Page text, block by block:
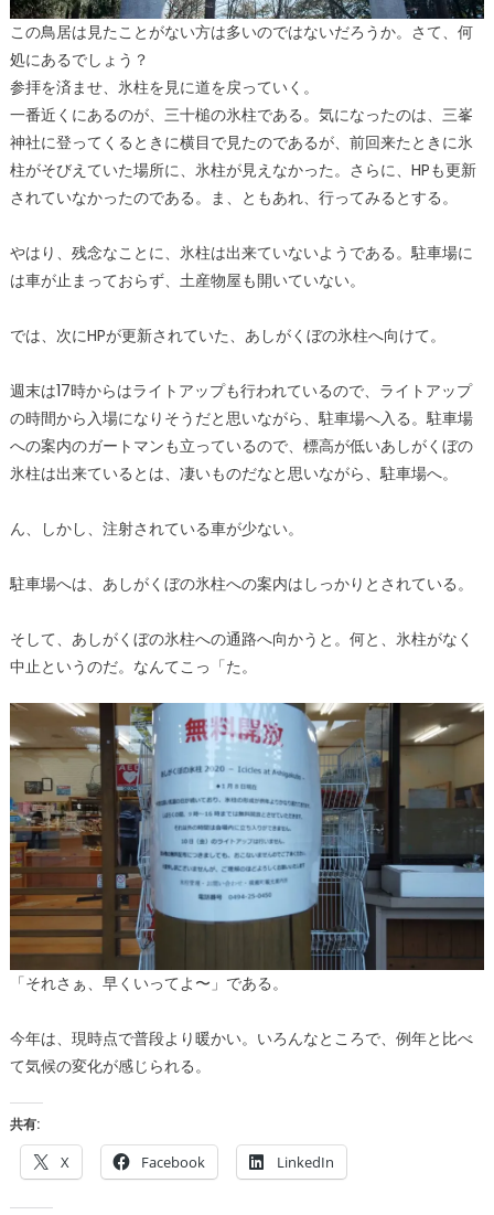
この鳥居は見たことがない方は多いのではないだろうか。さて、何
処にあるでしょう？
参拝を済ませ、氷柱を見に道を戻っていく。
一番近くにあるのが、三十槌の氷柱である。気になったのは、三峯
神社に登ってくるときに横目で見たのであるが、前回来たときに氷
柱がそびえていた場所に、氷柱が見えなかった。さらに、HPも更新
されていなかったのである。ま、ともあれ、行ってみるとする。
やはり、残念なことに、氷柱は出来ていないようである。駐車場に
は車が止まっておらず、土産物屋も開いていない。
では、次にHPが更新されていた、あしがくぼの氷柱へ向けて。
週末は17時からはライトアップも行われているので、ライトアップ
の時間から入場になりそうだと思いながら、駐車場へ入る。駐車場
への案内のガートマンも立っているので、標高が低いあしがくぼの
氷柱は出来ているとは、凄いものだなと思いながら、駐車場へ。
ん、しかし、注射されている車が少ない。
駐車場へは、あしがくぼの氷柱への案内はしっかりとされている。
そして、あしがくぼの氷柱への通路へ向かうと。何と、氷柱がなく
中止というのだ。なんてこっ「た。
「それさぁ、早くいってよ〜」である。
今年は、現時点で普段より暖かい。いろんなところで、例年と比べ
て気候の変化が感じられる。
共有:
X Facebook LinkedIn